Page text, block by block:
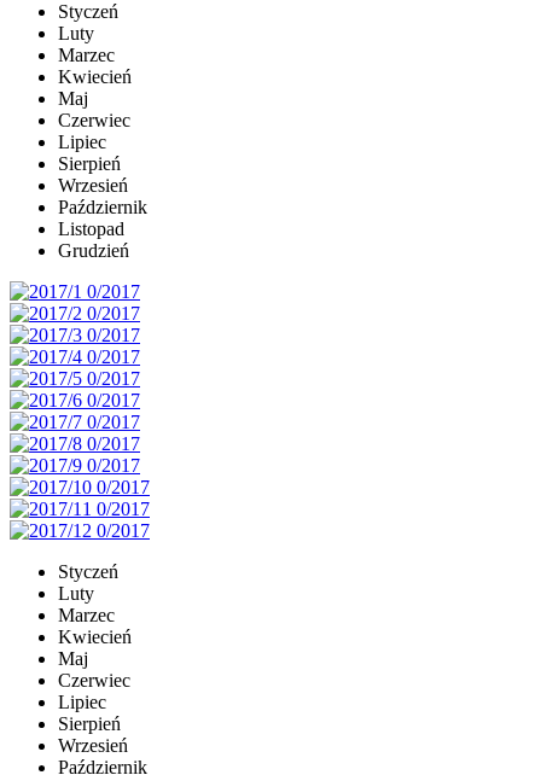
Styczeń
Luty
Marzec
Kwiecień
Maj
Czerwiec
Lipiec
Sierpień
Wrzesień
Październik
Listopad
Grudzień
Styczeń
Luty
Marzec
Kwiecień
Maj
Czerwiec
Lipiec
Sierpień
Wrzesień
Październik